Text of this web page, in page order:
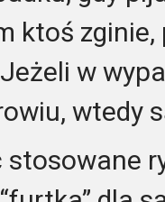
ktoś
w
wtedy
stosowane